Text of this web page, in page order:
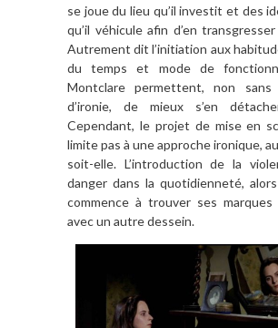
se joue du lieu qu’il investit et des
qu’il véhicule afin d’en
Autrement dit l’initiation aux
du temps et mode de
Montclare permettent, non
d’ironie, de mieux s’en
Cependant, le projet de mise en
limite pas à une approche ironique,
soit-elle. L’introduction de la
danger dans la quotidienneté,
commence à trouver ses
avec un autre dessein.